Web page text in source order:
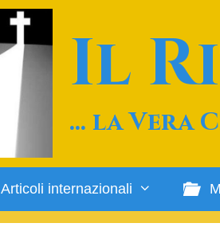
Il
… la Vera
Articoli internazionali